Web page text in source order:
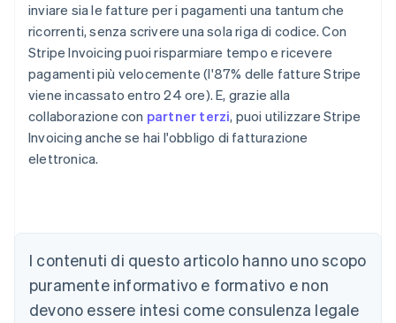
inviare sia le fatture per i pagamenti una tantum che
ricorrenti, senza scrivere una sola riga di codice. Con
Stripe Invoicing puoi risparmiare tempo e ricevere
pagamenti più velocemente (l'87% delle fatture Stripe
viene incassato entro 24 ore). E, grazie alla
collaborazione con partner terzi, puoi utilizzare Stripe
Invoicing anche se hai l'obbligo di fatturazione
elettronica.
I contenuti di questo articolo hanno uno scopo
puramente informativo e formativo e non
devono essere intesi come consulenza legale
English
Austria
Deutsch English
Belgio
NederlandsFrançaisDeutschEnglish